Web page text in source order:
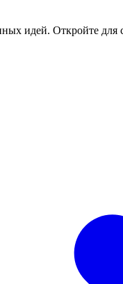
идей. Откройте